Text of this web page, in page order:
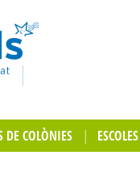
DE COLÒNIES ESCOLES